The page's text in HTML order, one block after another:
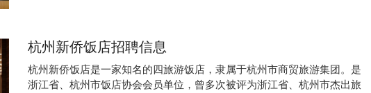
​杭州新侨饭店招聘信息
杭州新侨饭店是一家知名的四旅游饭店，隶属于杭州市商贸旅游集团。是
浙江省、杭州市饭店协会会员单位，曾多次被评为浙江省、杭州市杰出旅